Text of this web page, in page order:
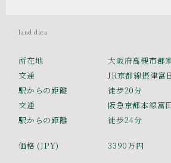
land data
所在地
大阪府高槻市郡
交通
JR京都線摂津富
駅からの距離
徒歩20分
交通
阪急京都本線富
駅からの距離
徒歩24分
価格 (JPY) 3390万円